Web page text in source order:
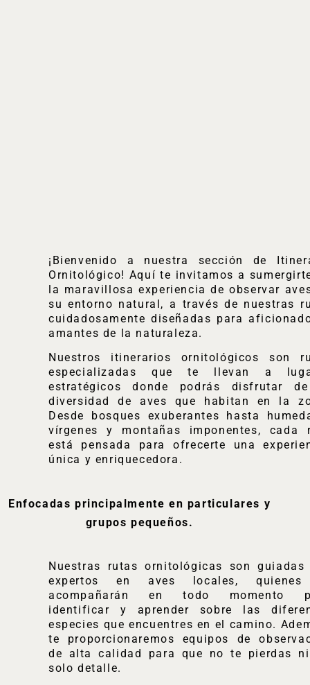
¡Bienvenido a nuestra sección de
Ornitológico! Aquí te invitamos a
la maravillosa experiencia de observar
su entorno natural, a través de nuestras
cuidadosamente diseñadas para
amantes de la naturaleza.
Nuestros itinerarios ornitológicos son
especializadas que te llevan a
estratégicos donde podrás disfrutar
diversidad de aves que habitan en la
Desde bosques exuberantes hasta
vírgenes y montañas imponentes, cada
está pensada para ofrecerte una
única y enriquecedora.
Enfocadas principalmente en particulares y
grupos pequeños.
Nuestras rutas ornitológicas son guiadas
expertos en aves locales,
acompañarán en todo momento
identificar y aprender sobre las
especies que encuentres en el camino.
te proporcionaremos equipos de
de alta calidad para que no te pierdas
solo detalle.